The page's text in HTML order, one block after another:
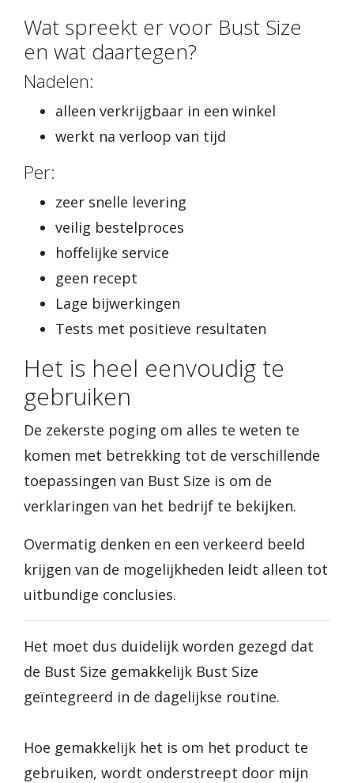
Wat spreekt er voor Bust Size
en wat daartegen?
Nadelen:
alleen verkrijgbaar in een winkel
werkt na verloop van tijd
Per:
zeer snelle levering
veilig bestelproces
hoffelijke service
geen recept
Lage bijwerkingen
Tests met positieve resultaten
Het is heel eenvoudig te
gebruiken
De zekerste poging om alles te weten te
komen met betrekking tot de verschillende
toepassingen van Bust Size is om de
verklaringen van het bedrijf te bekijken.
Overmatig denken en een verkeerd beeld
krijgen van de mogelijkheden leidt alleen tot
uitbundige conclusies.
Het moet dus duidelijk worden gezegd dat
de Bust Size gemakkelijk Bust Size
geïntegreerd in de dagelijkse routine.
Hoe gemakkelijk het is om het product te
gebruiken, wordt onderstreept door mijn